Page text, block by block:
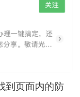
到页面内的防